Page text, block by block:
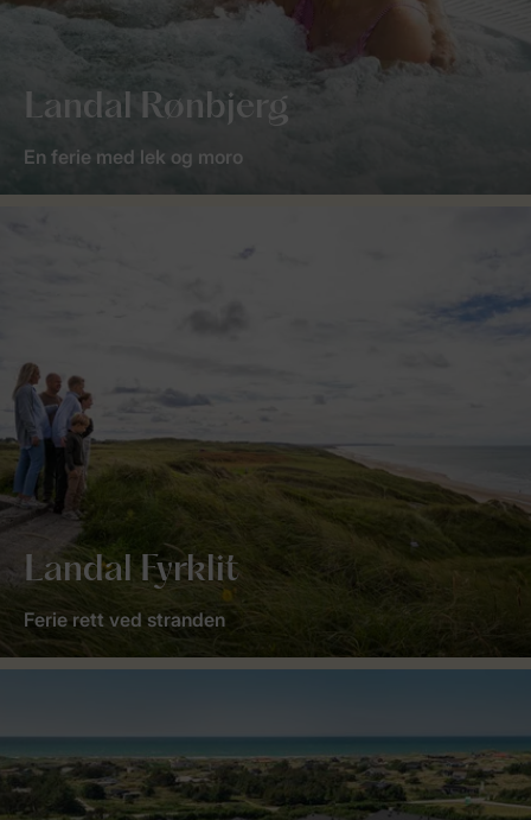
Landal Rønbjerg
En ferie med lek og moro
Landal Fyrklit
Ferie rett ved stranden